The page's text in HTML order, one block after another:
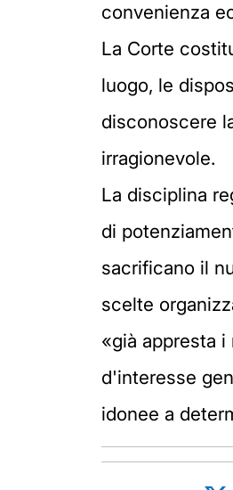
convenienza
La Corte
luogo, le
disconoscere
irragionevole.
La disciplina
di
sacrificano il
scelte
«già appresta
d'interesse
idonee a